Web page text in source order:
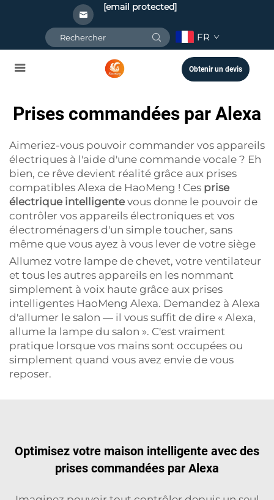
[email protected]
FR
Obtenir un devis
Prises commandées par Alexa
Aimeriez-vous pouvoir commander vos appareils
électriques à l'aide d'une commande vocale ? Eh
bien, ce rêve devient réalité grâce aux prises
compatibles Alexa de HaoMeng ! Ces prise
électrique intelligente vous donne le pouvoir de
contrôler vos appareils électroniques et vos
électroménagers d'un simple toucher, sans
même que vous ayez à vous lever de votre siège
Allumez votre lampe de chevet, votre ventilateur
et tous les autres appareils en les nommant
simplement à voix haute grâce aux prises
intelligentes HaoMeng Alexa. Demandez à Alexa
d'allumer le salon — il vous suffit de dire « Alexa,
allume la lampe du salon ». C'est vraiment
pratique lorsque vos mains sont occupées ou
simplement quand vous avez envie de vous
reposer.
Optimisez votre maison intelligente avec des
prises commandées par Alexa